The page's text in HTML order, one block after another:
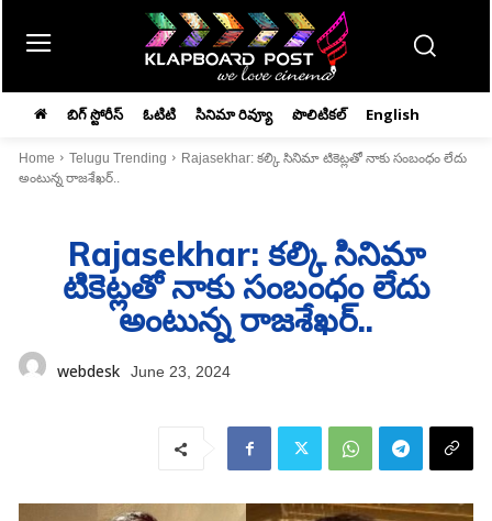
బిగ్ స్టోరీస్ ఓటిటి సినిమా రివ్యూ పొలిటికల్ English
Home Telugu Trending
Rajasekhar: కల్కి సినిమా టికెట్లతో నాకు సంబంధం లేదు
అంటున్న రాజశేఖర్..
Rajasekhar: కల్కి సినిమా
టికెట్లతో నాకు సంబంధం లేదు
అంటున్న రాజశేఖర్..
webdesk June 23, 2024